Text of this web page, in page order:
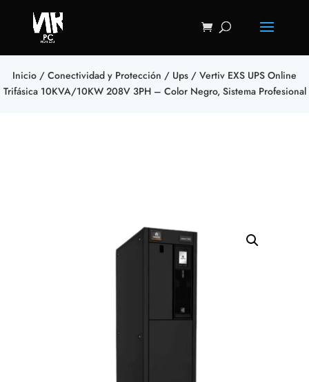
Inicio / Conectividad y Protección / Ups / Vertiv EXS UPS Online
Trifásica 10KVA/10KW 208V 3PH – Color Negro, Sistema Profesional